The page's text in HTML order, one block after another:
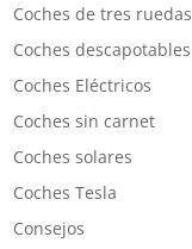
Coches de tres ruedas
Coches descapotables
Coches Eléctricos
Coches sin carnet
Coches solares
Coches Tesla
Consejos